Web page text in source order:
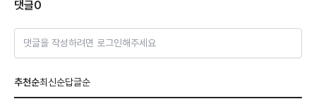
댓글0
댓글을 작성하려면 로그인해주세요
추천순최신순답글순